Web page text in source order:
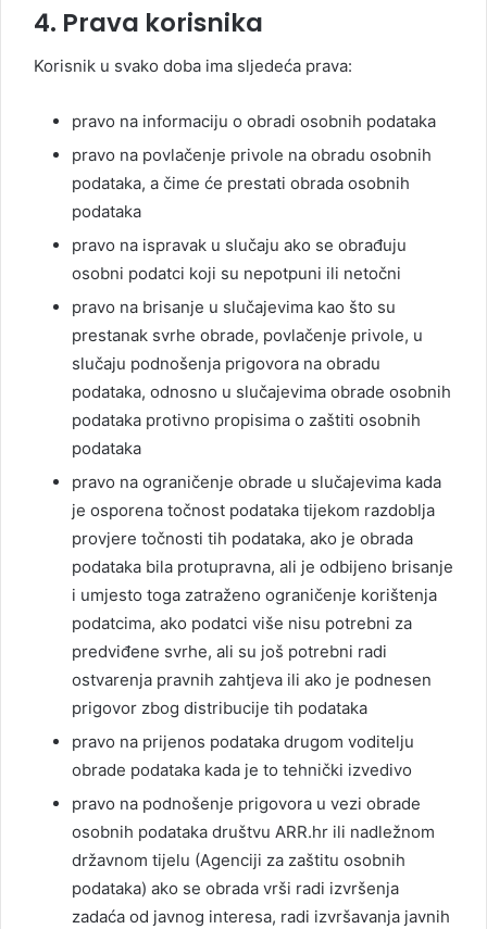
4. Prava korisnika
Korisnik u svako doba ima sljedeća prava:
pravo na informaciju o obradi osobnih podataka
pravo na povlačenje privole na obradu osobnih
podataka, a čime će prestati obrada osobnih
podataka
pravo na ispravak u slučaju ako se obrađuju
osobni podatci koji su nepotpuni ili netočni
pravo na brisanje u slučajevima kao što su
prestanak svrhe obrade, povlačenje privole, u
slučaju podnošenja prigovora na obradu
podataka, odnosno u slučajevima obrade osobnih
podataka protivno propisima o zaštiti osobnih
podataka
pravo na ograničenje obrade u slučajevima kada
je osporena točnost podataka tijekom razdoblja
provjere točnosti tih podataka, ako je obrada
podataka bila protupravna, ali je odbijeno brisanje
i umjesto toga zatraženo ograničenje korištenja
podatcima, ako podatci više nisu potrebni za
predviđene svrhe, ali su još potrebni radi
ostvarenja pravnih zahtjeva ili ako je podnesen
prigovor zbog distribucije tih podataka
pravo na prijenos podataka drugom voditelju
obrade podataka kada je to tehnički izvedivo
pravo na podnošenje prigovora u vezi obrade
osobnih podataka društvu ARR.hr ili nadležnom
državnom tijelu (Agenciji za zaštitu osobnih
podataka) ako se obrada vrši radi izvršenja
zadaća od javnog interesa, radi izvršavanja javnih